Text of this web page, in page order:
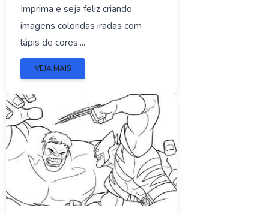
Imprima e seja feliz criando
imagens coloridas iradas com
lápis de cores....
VEJA MAIS